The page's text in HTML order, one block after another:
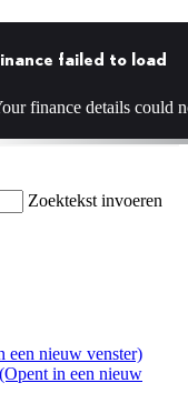
DEALER NAME
Zoektekst invoeren
een nieuw venster)
(Opent in een nieuw
failed to load
finance details could